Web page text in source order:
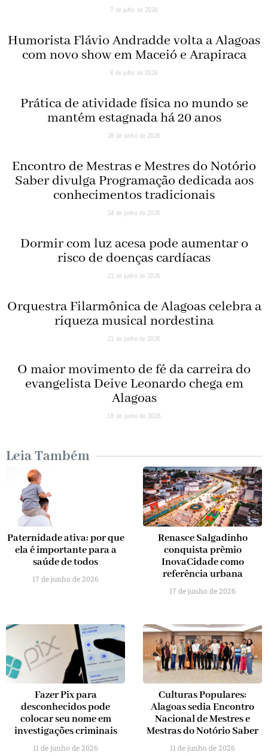
7 de julho de 2026
Humorista Flávio Andradde volta a Alagoas
com novo show em Maceió e Arapiraca
6 de julho de 2026
Prática de atividade física no mundo se
mantém estagnada há 20 anos
28 de junho de 2026
Encontro de Mestras e Mestres do Notório
Saber divulga Programação dedicada aos
conhecimentos tradicionais
24 de junho de 2026
Dormir com luz acesa pode aumentar o
risco de doenças cardíacas
21 de junho de 2026
Orquestra Filarmônica de Alagoas celebra a
riqueza musical nordestina
21 de junho de 2026
O maior movimento de fé da carreira do
evangelista Deive Leonardo chega em
Alagoas
18 de junho de 2026
Paternidade ativa: por que
ela é importante para a
saúde de todos
17 de junho de 2026
Renasce Salgadinho
conquista prêmio
InovaCidade como
referência urbana
17 de junho de 2026
Fazer Pix para
desconhecidos pode
colocar seu nome em
investigações criminais
11 de junho de 2026
Culturas Populares:
Alagoas sedia Encontro
Nacional de Mestres e
Mestras do Notório Saber
11 de junho de 2026
Leia Também